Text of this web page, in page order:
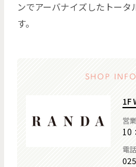
ンでアーバナイズしたトー
す。
1F
営
10
電